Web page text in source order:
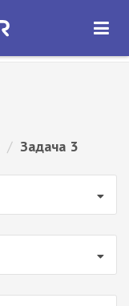
ОТКРЫТЬ
/ Задача 3